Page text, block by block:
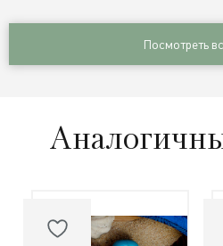
Посмотреть